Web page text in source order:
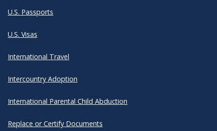
U.S. Passports
U.S. Visas
International Travel
Intercountry Adoption
International Parental Child Abduction
Replace or Certify Documents